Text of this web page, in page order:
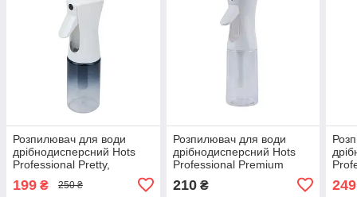
Розпилювач для води
дрібнодисперсний Hots
Professional Pretty,
прозоро-блакитний, 300
мл (HP4004-BLU)
199 ₴ 250 ₴
Розпилювач для води
дрібнодисперсний Hots
Professional Premium
(HP22008-TRS)
210₴ 249